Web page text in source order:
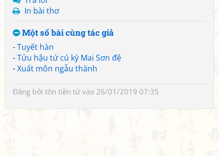
In bài thơ
Một số bài cùng tác giả
-Tuyết hàn
-Tửu hậu tứ cú kỳ Mai Sơn đệ
-Xuất môn ngẫu thành
Đăng bởi tôn tiền tửvào 26/01/2019 07:35